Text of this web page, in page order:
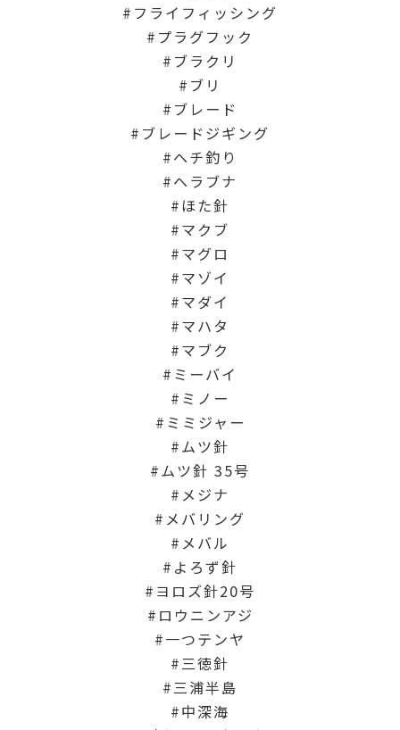
フライフィッシング
プラグフック
ブラクリ
ブリ
ブレード
ブレードジギング
ヘチ釣り
ヘラブナ
ほた針
マクブ
マグロ
マゾイ
マダイ
マハタ
マブク
ミーバイ
ミノー
ミミジャー
ムツ針
ムツ針 35号
メジナ
メバリング
メバル
よろず針
ヨロズ針20号
ロウニンアジ
一つテンヤ
三徳針
三浦半島
中深海